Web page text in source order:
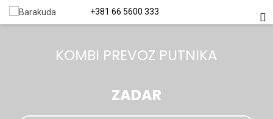
+381 66 5600 333
KOMBI PREVOZ PUTNIKA
ZADAR